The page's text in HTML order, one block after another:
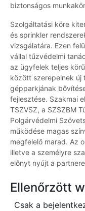
biztonságos
Szolgáltatási köre
és sprinkler
vizsgálatára. Ezen
vállal tűzvédelmi
az ügyfelek teljes
között szerepelnek új
gépparkjának
fejlesztése. Szakmai
TSZVSZ, a SZSZBM
Polgárvédelmi
működése magas
megfelelő marad. Az
illetve a személyre
előnyt nyújt a
Ellenőrzött
Csak a